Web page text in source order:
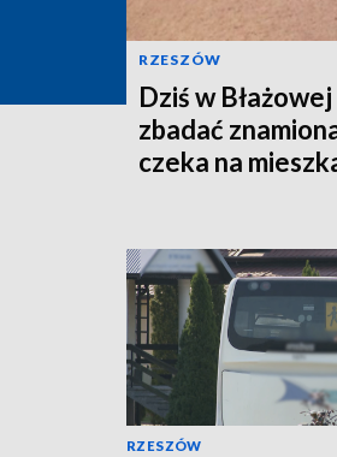
RZESZÓW
Dziś w
zbadać
czeka na
RZESZÓW